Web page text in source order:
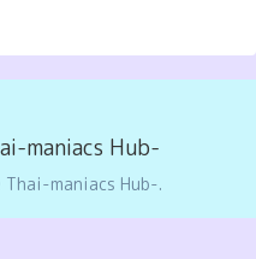
maniacs Hub-
maniacs Hub-.